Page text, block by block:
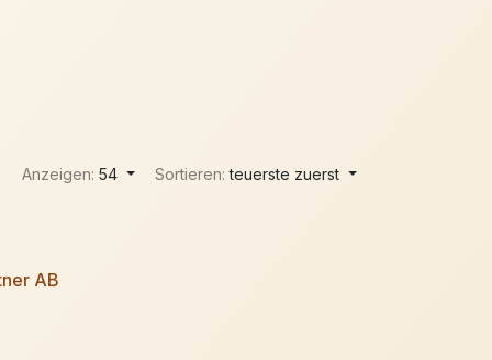
Anzeigen:54 Sortieren:teuerste zuerst
AB